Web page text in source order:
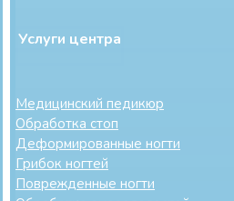
Услуги центра
Медицинский педикюр
Обработка стоп
Деформированные ногти
Грибок ногтей
Поврежденные ногти